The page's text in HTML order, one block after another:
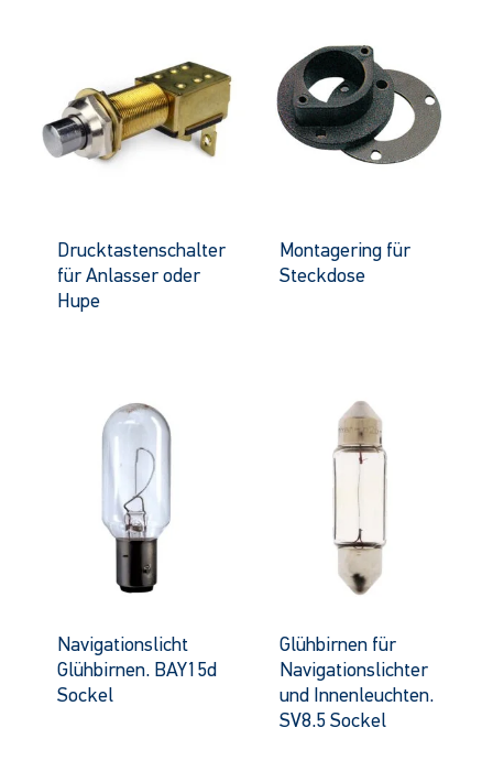
Drucktastenschalter
für Anlasser oder
Hupe
Montagering für
Steckdose
Navigationslicht
Glühbirnen. BAY15d
Sockel
Glühbirnen für
Navigationslichter
und Innenleuchten.
SV8.5 Sockel